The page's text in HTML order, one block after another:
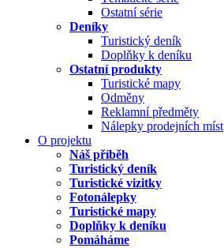
Ostatní série
Deníky
Turistický deník
Doplňky k deníku
Ostatní produkty
Turistické mapy
Odměny
Reklamní předměty
Nálepky prodejních míst
O projektu
Náš příběh
Turistický deník
Turistické vizitky
Fotonálepky
Turistické mapy
Doplňky k deníku
Pomáháme